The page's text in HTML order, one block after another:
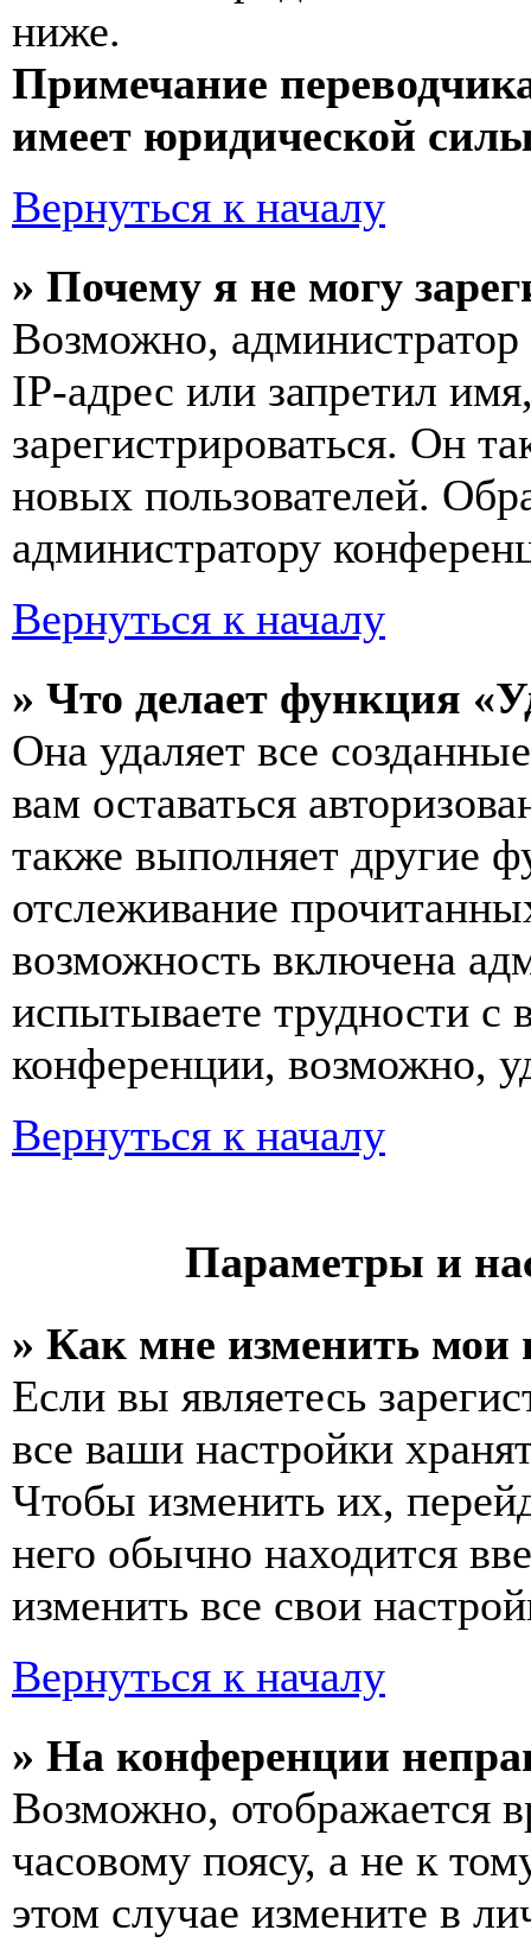
ниже.
Примечание
имеет юридической
Вернуться к началу
» Почему я не могу
Возможно,
IP-адрес или запретил
зарегистрироваться. Он
новых пользователей.
администратору
Вернуться к началу
» Что делает функция
Она удаляет все
вам оставаться
также выполняет другие
отслеживание
возможность включена
испытываете трудности с
конференции, возможно,
Вернуться к началу
Параметры и
» Как мне изменить мои
Если вы являетесь
все ваши настройки
Чтобы изменить их,
него обычно находится
изменить все свои
Вернуться к началу
» На конференции
Возможно, отображается
часовому поясу, а не к
этом случае измените в